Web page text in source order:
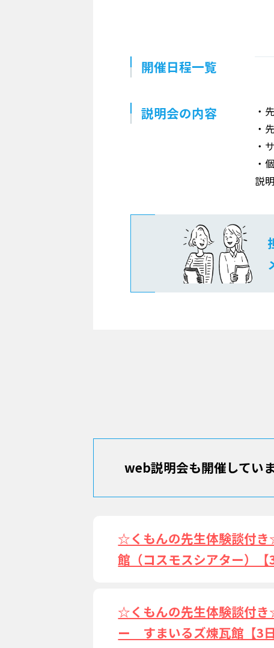
開催日程一覧
説明会の内容
・
・
・
・
説
web説明会も開催してい
☆くもんの先生体験談付
館（コスモスシアター）【
☆くもんの先生体験談付
ー すまいるズ煉瓦館【3日